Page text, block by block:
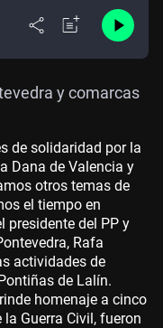
y comarcas
de solidaridad por la
Dana de Valencia y
otros temas de
el tiempo en
presidente del PP y
Rafa
actividades de
de Lalín.
homenaje a cinco
Guerra Civil, fueron